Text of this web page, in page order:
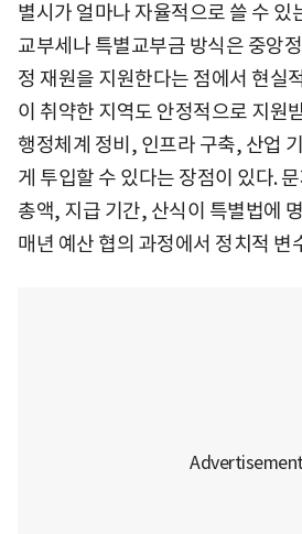
별시가 얼마나 자율적으로 쓸 수 있
교부세나 특별교부금 방식은 중앙
정 재원을 지원한다는 점에서 현실
이 취약한 지역도 안정적으로 지원
행정체계 정비, 인프라 구축, 산업
게 투입할 수 있다는 장점이 있다.
총액, 지급 기간, 산식이 특별법에
매년 예산 협의 과정에서 정치적 변